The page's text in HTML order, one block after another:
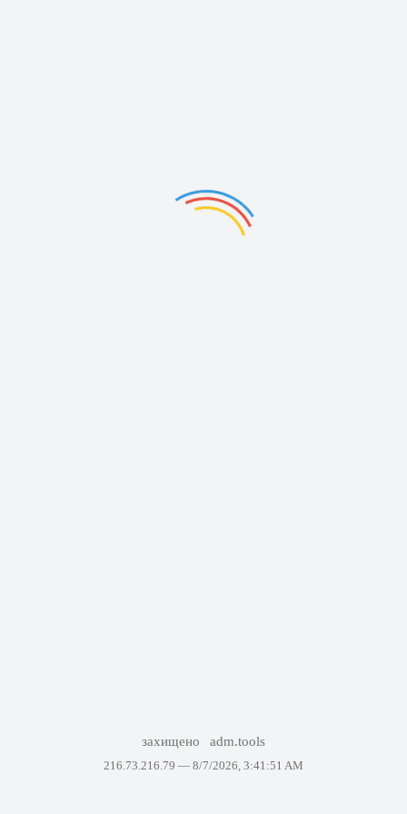
захищено adm.tools
216.73.216.79 — 8/7/2026, 3:41:51 AM